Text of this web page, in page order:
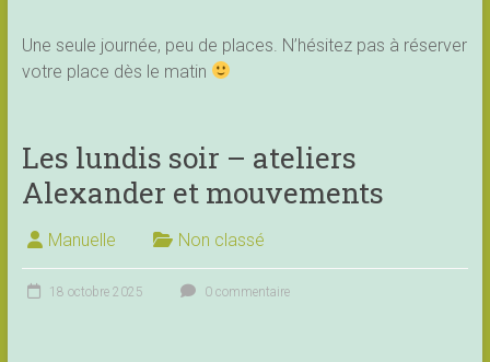
Une seule journée, peu de places. N’hésitez pas à réserver
votre place dès le matin
Les lundis soir – ateliers
Alexander et mouvements
Manuelle Non classé
18 octobre 2025 0 commentaire